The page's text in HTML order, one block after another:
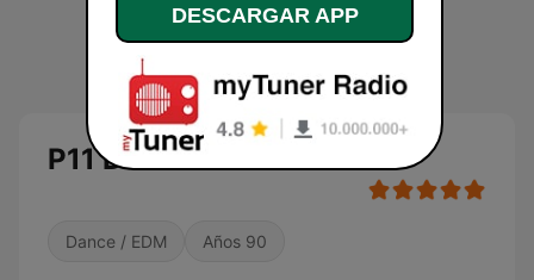
P11 Dance
Dance / EDM Años 90
DESCARGAR APP